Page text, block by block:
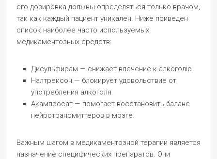
его дозировка должны определяться только врачом,
так как каждый пациент уникален. Ниже приведен
список наиболее часто используемых
медикаментозных средств:
Дисульфирам — снижает влечение к алкоголю.
Налтрексон — блокирует удовольствие от
употребления алкоголя.
Акампросат — помогает восстановить баланс
нейротрансмиттеров в мозге.
Важным шагом в медикаментозной терапии является
назначение специфических препаратов. Они